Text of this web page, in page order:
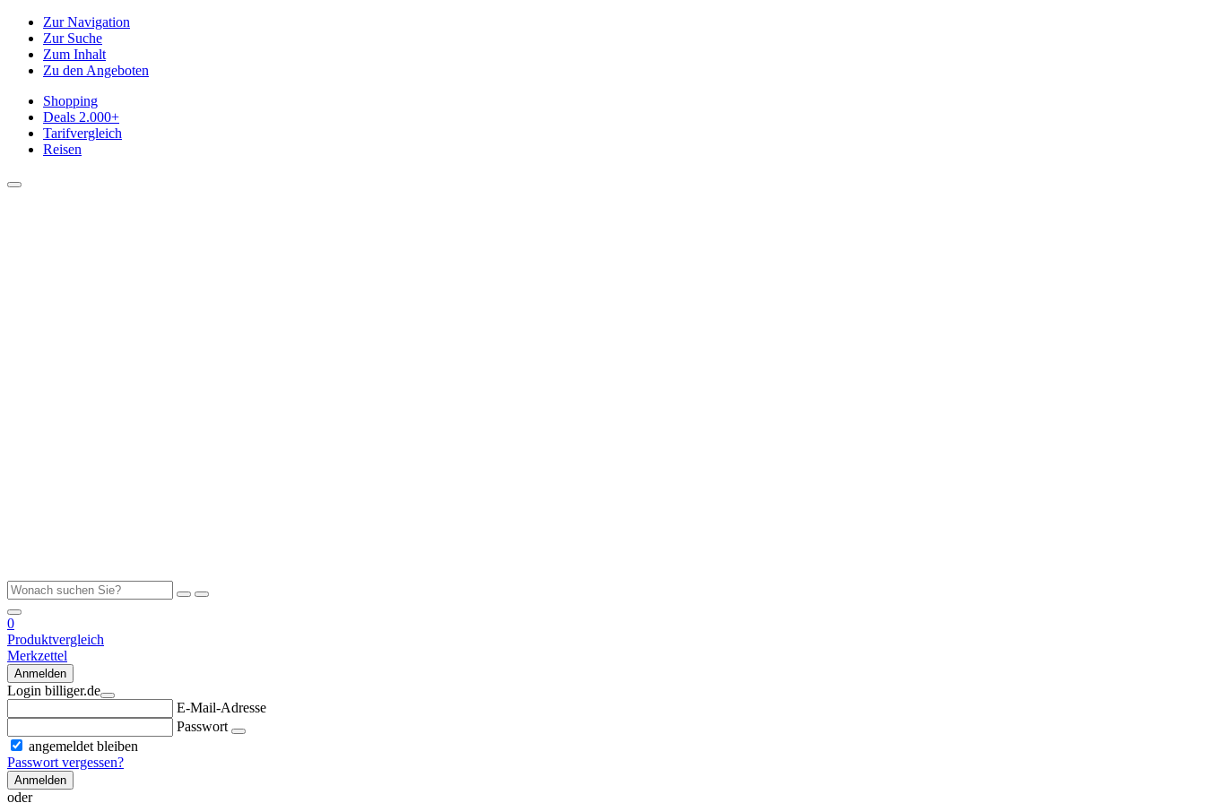
Zur Navigation
Zur Suche
Zum Inhalt
Zu den Angeboten
Shopping
Deals 2.000+
Tarifvergleich
Reisen
0
Produktvergleich
Merkzettel
Anmelden
Login billiger.de
E-Mail-Adresse
Passwort
angemeldet bleiben
Passwort vergessen?
Anmelden
oder